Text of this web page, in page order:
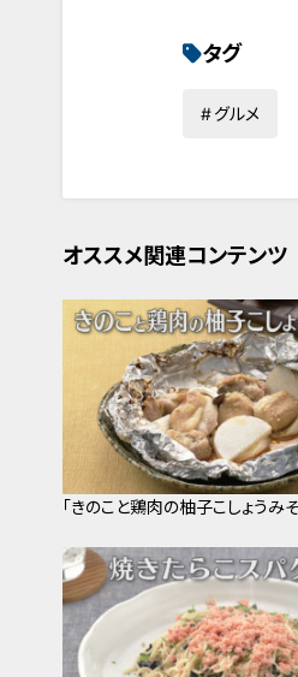
タグ
グルメ
オススメ関連コンテンツ
「きのこと鶏肉の柚子こしょうみ